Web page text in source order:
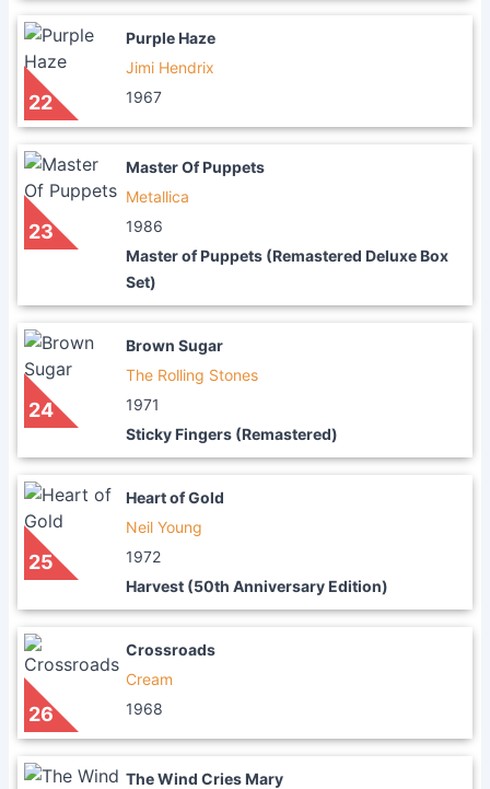
22
Purple Haze
Jimi Hendrix
1967
23
Master Of Puppets
Metallica
1986
Master of Puppets (Remastered Deluxe Box
Set)
24
Brown Sugar
The Rolling Stones
1971
Sticky Fingers (Remastered)
25
Heart of Gold
Neil Young
1972
Harvest (50th Anniversary Edition)
26
Crossroads
Cream
1968
The Wind Cries Mary